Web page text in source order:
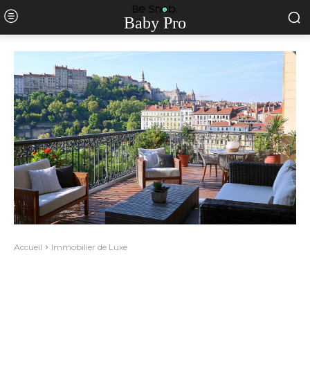
Baby Pro
Accueil Immobilier de Luxe